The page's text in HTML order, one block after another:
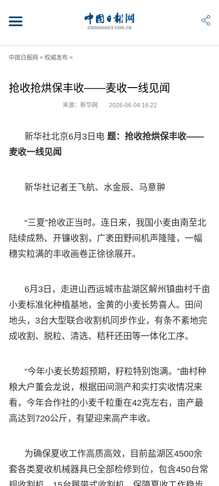
中国日报网 > 权威发布>
抢收抢烘保丰收——麦收一线见闻
来源：新华网 2026-06-04 16:22
新华社北京6月3日电 题：抢收抢烘保丰收——
麦收一线见闻
新华社记者王飞航、水金辰、马意翀
“三夏”抢收正当时。连日来，我国小麦由南至北
陆续成熟、开镰收割，广袤田野间机声隆隆，一幅
穗实粒满的丰收画卷正徐徐展开。
6月3日，走进山西运城市盐湖区解州镇曲村千亩
小麦标准化种植基地，金黄的小麦长势喜人。田间
地头，3台大型联合收割机同步作业，有条不紊地完
成收割、脱粒、清选、秸秆还田等一体化工序。
“今年小麦长势超预期，籽粒特别饱满。”曲村种
粮大户董会龙说，根据田间测产和实打实收情况来
看，今年合作社的小麦千粒重在42克左右，亩产最
高达到720公斤，有望迎来高产丰收。
为确保夏收工作高质高效，目前盐湖区4500余
套各类夏收机械器具已全部检修到位，包含450台常